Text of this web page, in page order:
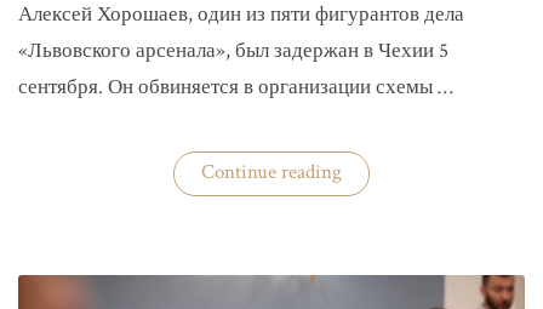
Алексей Хорошаев, один из пяти фигурантов дела
«Львовского арсенала», был задержан в Чехии 5
сентября. Он обвиняется в организации схемы …
Continue reading«Задержан
организатор